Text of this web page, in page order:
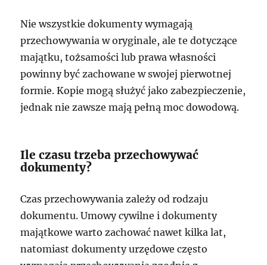
Nie wszystkie dokumenty wymagają
przechowywania w oryginale, ale te dotyczące
majątku, tożsamości lub prawa własności
powinny być zachowane w swojej pierwotnej
formie. Kopie mogą służyć jako zabezpieczenie,
jednak nie zawsze mają pełną moc dowodową.
Ile czasu trzeba przechowywać
dokumenty?
Czas przechowywania zależy od rodzaju
dokumentu. Umowy cywilne i dokumenty
majątkowe warto zachować nawet kilka lat,
natomiast dokumenty urzędowe często